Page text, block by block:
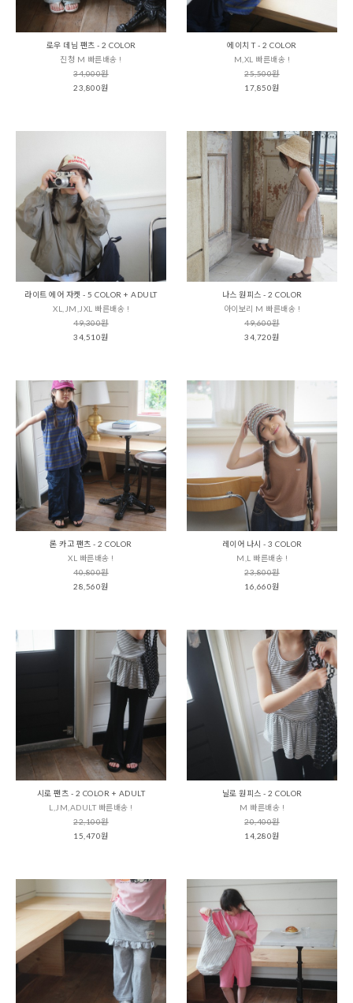
로우 데님 팬츠 - 2 COLOR
진청 M 빠른배송 !
34,000원
23,800원
에이치 T - 2 COLOR
M,XL 빠른배송 !
25,500원
17,850원
라이트 에어 자켓 - 5 COLOR + ADULT
XL,JM,JXL 빠른배송 !
49,300원
34,510원
나스 원피스 - 2 COLOR
아이보리 M 빠른배송 !
49,600원
34,720원
론 카고 팬츠 - 2 COLOR
XL 빠른배송 !
40,800원
28,560원
레이어 나시 - 3 COLOR
M,L 빠른배송 !
23,800원
16,660원
시로 팬츠 - 2 COLOR + ADULT
L,JM,ADULT 빠른배송 !
22,100원
15,470원
닐로 원피스 - 2 COLOR
M 빠른배송 !
20,400원
14,280원